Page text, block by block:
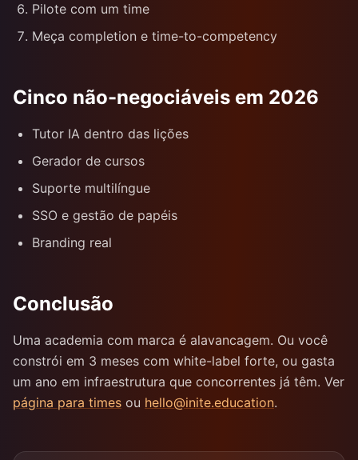
Pilote com um time
Meça completion e time-to-competency
Cinco não-negociáveis em 2026
Tutor IA dentro das lições
Gerador de cursos
Suporte multilíngue
SSO e gestão de papéis
Branding real
Conclusão
Uma academia com marca é alavancagem. Ou você
constrói em 3 meses com white-label forte, ou gasta
um ano em infraestrutura que concorrentes já têm. Ver
página para times ou hello@inite.education.